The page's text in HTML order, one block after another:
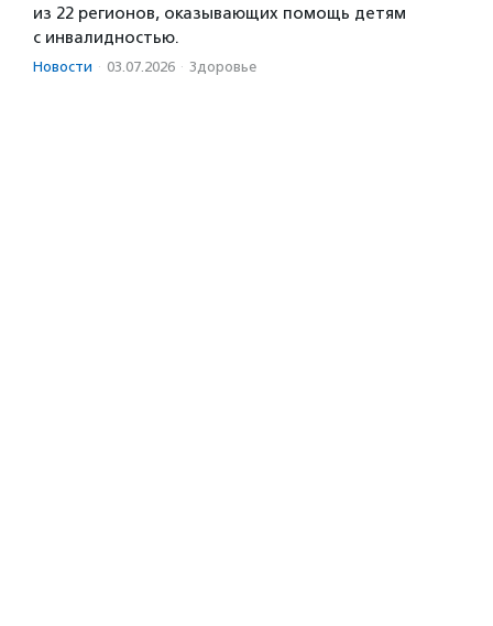
из 22 регионов, оказывающих помощь детям
с инвалидностью.
Новости · 03.07.2026 · Здоровье